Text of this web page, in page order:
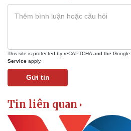
This site is protected by reCAPTCHA and the Google
Service apply.
Gửi tin
Tin liên quan